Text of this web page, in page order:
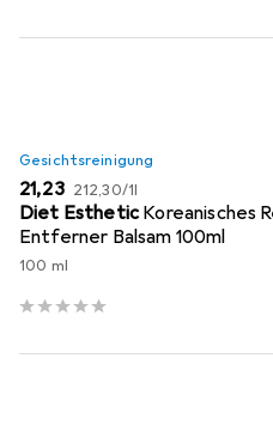
Gesichtsreinigung
EUR
21,23 EUR
212,30/1l
Diet EstheticKoreanisches
Entferner Balsam 100ml
100 ml